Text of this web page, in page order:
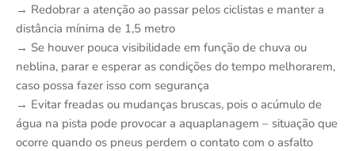
→ Redobrar a atenção ao passar pelos ciclistas e manter a
distância mínima de 1,5 metro
→ Se houver pouca visibilidade em função de chuva ou
neblina, parar e esperar as condições do tempo melhorarem,
caso possa fazer isso com segurança
→ Evitar freadas ou mudanças bruscas, pois o acúmulo de
água na pista pode provocar a aquaplanagem – situação que
ocorre quando os pneus perdem o contato com o asfalto